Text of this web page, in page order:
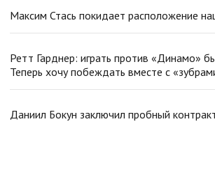
Максим Стась покидает расположение
Ретт Гарднер: играть против «Динамо»
Теперь хочу побеждать вместе с
Даниил Бокун заключил пробный